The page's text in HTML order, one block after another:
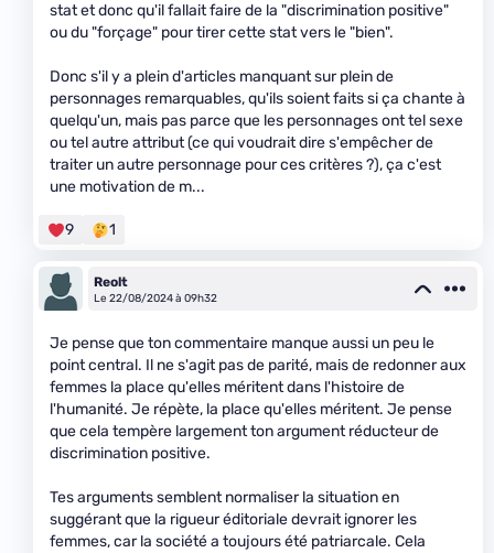
stat et donc qu'il fallait faire de la "discrimination positive"
ou du "forçage" pour tirer cette stat vers le "bien".
Donc s'il y a plein d'articles manquant sur plein de
personnages remarquables, qu'ils soient faits si ça chante à
quelqu'un, mais pas parce que les personnages ont tel sexe
ou tel autre attribut (ce qui voudrait dire s'empêcher de
traiter un autre personnage pour ces critères ?), ça c'est
une motivation de m...
9 1
Reolt
Le 22/08/2024 à 09h32
Je pense que ton commentaire manque aussi un peu le
point central. Il ne s'agit pas de parité, mais de redonner aux
femmes la place qu'elles méritent dans l'histoire de
l'humanité. Je répète, la place qu'elles méritent. Je pense
que cela tempère largement ton argument réducteur de
discrimination positive.
Tes arguments semblent normaliser la situation en
suggérant que la rigueur éditoriale devrait ignorer les
femmes, car la société a toujours été patriarcale. Cela